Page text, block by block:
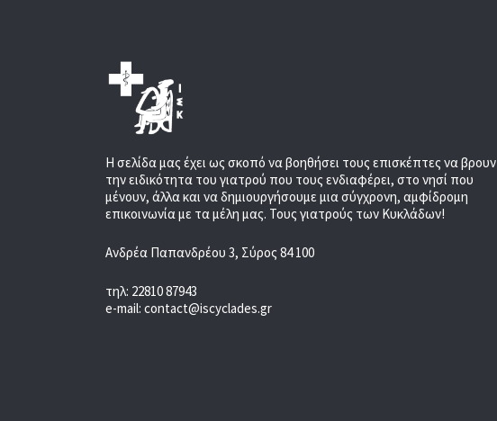
Η σελίδα μας έχει ως σκοπό να βοηθήσει τους επισκέπτες να βρουν
την ειδικότητα του γιατρού που τους ενδιαφέρει, στο νησί που
μένουν, άλλα και να δημιουργήσουμε μια σύγχρονη, αμφίδρομη
επικοινωνία με τα μέλη μας. Τους γιατρούς των Κυκλάδων!
Ανδρέα Παπανδρέου 3, Σύρος 84 100
τηλ: 22810 87943
e-mail: contact@iscyclades.gr